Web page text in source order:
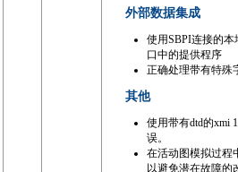
外部数据集成
使用SBPI连接的
口中的提供程序
正确处理带有特殊
其他
使用带有dtd的xmi
误。
在活动图模拟过程
以避免潜在故障的